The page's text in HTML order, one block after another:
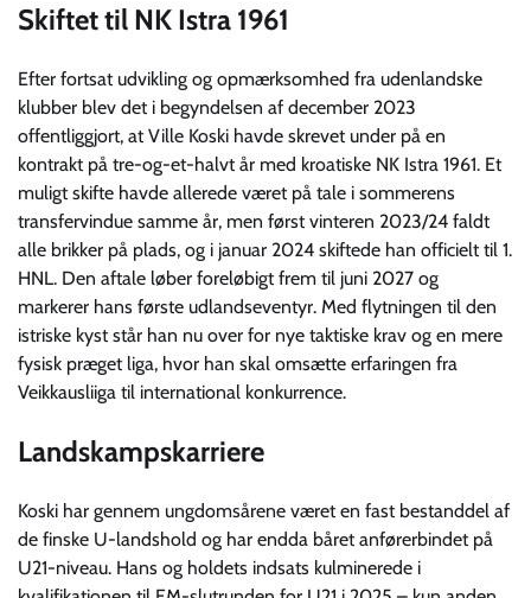
Skiftet til NK Istra 1961
Efter fortsat udvikling og opmærksomhed fra udenlandske
klubber blev det i begyndelsen af december 2023
offentliggjort, at Ville Koski havde skrevet under på en
kontrakt på tre-og-et-halvt år med kroatiske NK Istra 1961. Et
muligt skifte havde allerede været på tale i sommerens
transfervindue samme år, men først vinteren 2023/24 faldt
alle brikker på plads, og i januar 2024 skiftede han officielt til 1.
HNL. Den aftale løber foreløbigt frem til juni 2027 og
markerer hans første udlandseventyr. Med flytningen til den
istriske kyst står han nu over for nye taktiske krav og en mere
fysisk præget liga, hvor han skal omsætte erfaringen fra
Veikkausliiga til international konkurrence.
Landskampskarriere
Koski har gennem ungdomsårene været en fast bestanddel af
de finske U-landshold og har endda båret anførerbindet på
U21-niveau. Hans og holdets indsats kulminerede i